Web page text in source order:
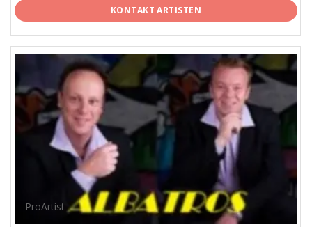
KONTAKT ARTISTEN
ProArtist